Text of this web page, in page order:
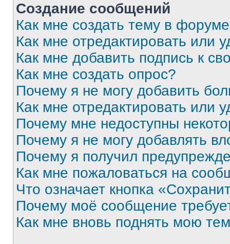
Создание сообщений
Как мне создать тему в
Как мне отредактировать или
Как мне добавить подпись к
Как мне создать опрос?
Почему я не могу добавить
Как мне отредактировать или
Почему мне недоступны
Почему я не могу добавлять
Почему я получил
Как мне пожаловаться на
Что означает кнопка
Почему моё сообщение
Как мне вновь поднять мою